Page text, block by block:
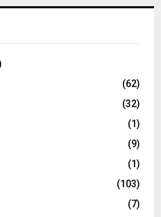
(62)
(32)
(1)
(9)
(1)
(103)
(7)